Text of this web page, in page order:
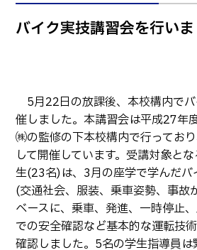
バイク実技講習会を行い
5月22日の放課後、本校構内で
催しました。本講習会は平成27年
㈱の監修の下本校構内で行ってお
して開催しています。受講対象と
生(23名)は、3月の座学で学んだバ
(交通社会、服装、乗車姿勢、事故
ベースに、乗車、発進、一時停止
での安全確認など基本的な運転技
確認しました。5名の学生指導員は
知能制御情報工学科
情報工学科
建築社会デザイン工学科
生物化学システム工学科
基幹教育科
専攻科
電子情報システム工学専攻
生産システム工学専攻
入試情報
パンフレット・紹介動画
Webオープンキャンパス
オープンキャンパス等
進学の手引き
入学料および授業料
受験生向け 熊本高専 Q&A
イベント
学校概要
交通
教員紹介
学生
パンフレット・紹介動画
産学
国際交流
受賞